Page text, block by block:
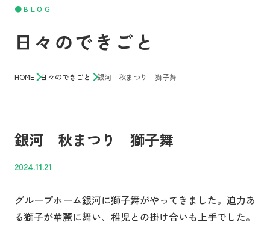
BLOG
日々のできごと
HOME 日々のできごと 銀河 秋まつり 獅子舞
銀河 秋まつり 獅子舞
2024.11.21
グループホーム銀河に獅子舞がやってきました。迫力あ
る獅子が華麗に舞い、稚児との掛け合いも上手でした。